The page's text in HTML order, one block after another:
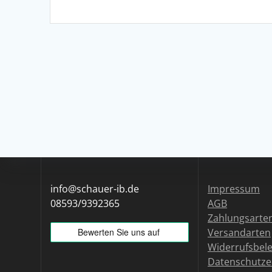
info@schauer-ib.de
08593/9392365
Impressum
AGB
Versandarten